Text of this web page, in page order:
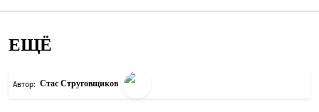
ЕЩЁ
Автор: Стас Струговщиков